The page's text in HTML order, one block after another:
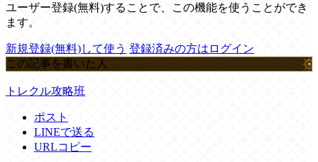
ユーザー登録(無料)することで、この機能を使うことができ
ます。
新規登録(無料)して使う 登録済みの方はログイン
この記事を書いた人
トレクル攻略班
ポスト
LINEで送る
URLコピー